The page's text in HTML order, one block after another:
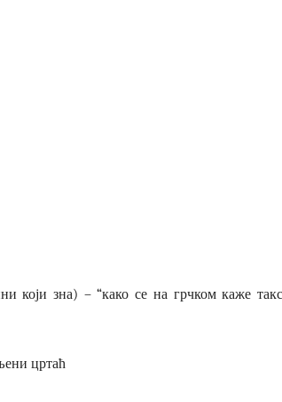
који зна) – “како се на грчком каже
цртаћ